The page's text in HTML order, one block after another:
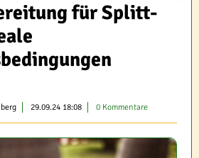
für Splitt-
29.09.24 18:08 0 Kommentare